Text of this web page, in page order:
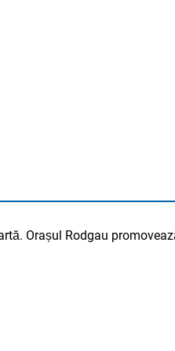
Orașul Rodgau